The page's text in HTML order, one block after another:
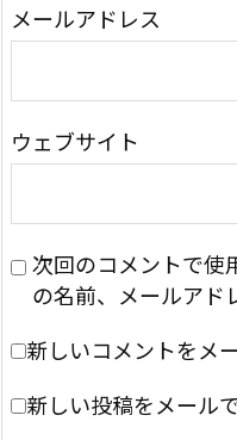
メールアドレス
ウェブサイト
次回のコメントで使
の名前、メールアド
新しいコメントをメ
新しい投稿をメール